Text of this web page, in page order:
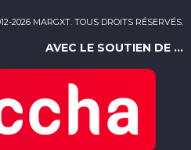
2026 MARGXT. TOUS DROITS RÉSERVÉS.
AVEC LE SOUTIEN DE ...